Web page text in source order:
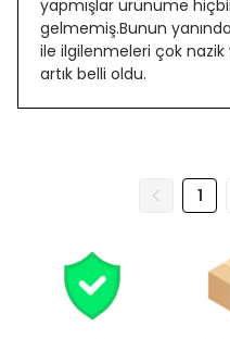
yapmışlar ürünüme
gelmemiş.Bunun
ile ilgilenmeleri çok nazik
artık belli oldu.
1